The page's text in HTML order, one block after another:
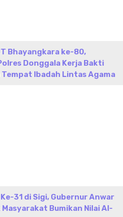
Bhayangkara ke-80,
Donggala Kerja Bakti
Ibadah Lintas Agama
Ke-31 di Sigi, Gubernur Anwar
Bumikan Nilai Al-